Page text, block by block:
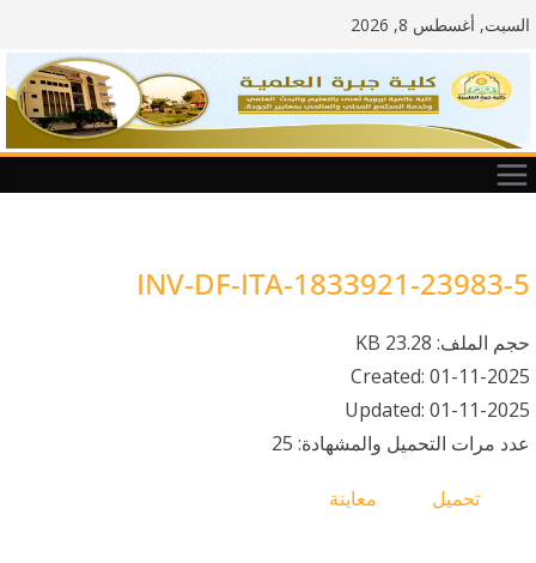
Skip
to
content
السبت, أغسطس 8, 2026
INV-DF-ITA-1833921-23983-5
حجم الملف: 23.28 KB
Created: 01-11-2025
Updated: 01-11-2025
عدد مرات التحميل والمشهادة: 25
تحميل معاينة